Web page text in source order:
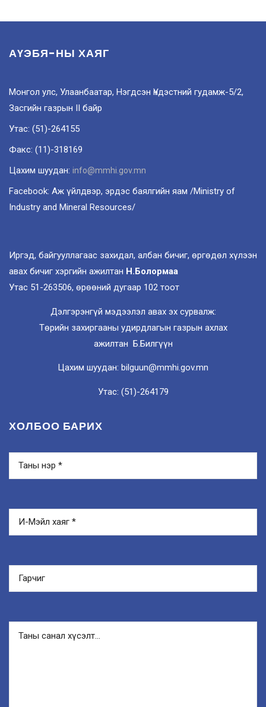
АҮЭБЯ-НЫ ХАЯГ
Монгол улс, Улаанбаатар, Нэгдсэн Үндэстний гудамж-5/2,
Засгийн газрын II байр
Утас: (51)-264155
Факс: (11)-318169
Цахим шуудан: info@mmhi.gov.mn
Facebook: Аж үйлдвэр, эрдэс баялгийн яам /Ministry of
Industry and Mineral Resources/
Иргэд, байгууллагаас захидал, албан бичиг, өргөдөл хүлээн
авах бичиг хэргийн ажилтан Н.Болормаа
Утас 51-263506, өрөөний дугаар 102 тоот
Дэлгэрэнгүй мэдээлэл авах эх сурвалж:
Төрийн захиргааны удирдлагын газрын ахлах
ажилтан Б.Билгүүн
Цахим шуудан: bilguun@mmhi.gov.mn
Утас: (51)-264179
ХОЛБОО БАРИХ